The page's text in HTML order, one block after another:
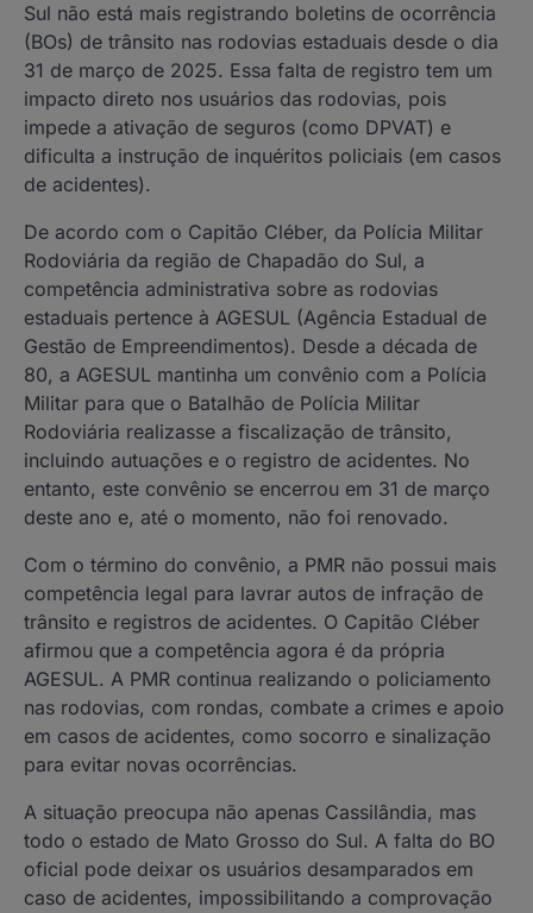
Sul não está mais registrando boletins de ocorrência
(BOs) de trânsito nas rodovias estaduais desde o dia
31 de março de 2025. Essa falta de registro tem um
impacto direto nos usuários das rodovias, pois
impede a ativação de seguros (como DPVAT) e
dificulta a instrução de inquéritos policiais (em casos
de acidentes).
De acordo com o Capitão Cléber, da Polícia Militar
Rodoviária da região de Chapadão do Sul, a
competência administrativa sobre as rodovias
estaduais pertence à AGESUL (Agência Estadual de
Gestão de Empreendimentos). Desde a década de
80, a AGESUL mantinha um convênio com a Polícia
Militar para que o Batalhão de Polícia Militar
Rodoviária realizasse a fiscalização de trânsito,
incluindo autuações e o registro de acidentes. No
entanto, este convênio se encerrou em 31 de março
deste ano e, até o momento, não foi renovado.
Com o término do convênio, a PMR não possui mais
competência legal para lavrar autos de infração de
trânsito e registros de acidentes. O Capitão Cléber
afirmou que a competência agora é da própria
AGESUL. A PMR continua realizando o policiamento
nas rodovias, com rondas, combate a crimes e apoio
em casos de acidentes, como socorro e sinalização
para evitar novas ocorrências.
A situação preocupa não apenas Cassilândia, mas
todo o estado de Mato Grosso do Sul. A falta do BO
oficial pode deixar os usuários desamparados em
caso de acidentes, impossibilitando a comprovação